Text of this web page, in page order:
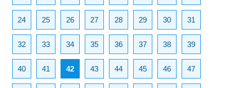
24 25 26 27 28 29 30 31
32 33 34 35 36 37 38 39
40 41 42 43 44 45 46 47